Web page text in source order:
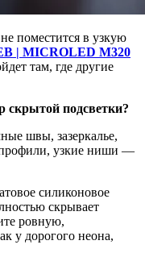
поместится в узкую
| MICROLED M320
там, где другие
подсветки?
швы, зазеркалье,
узкие ниши —
силиконовое
скрывает
ровную,
у дорогого неона,